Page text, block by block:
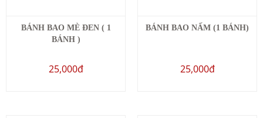
BÁNH BAO MÈ ĐEN ( 1
BÁNH )
25,000đ
BÁNH BAO NẤM (1 BÁNH)
25,000đ